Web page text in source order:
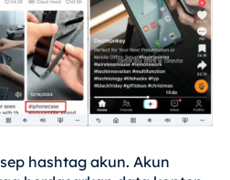
hashtag akun. Akun